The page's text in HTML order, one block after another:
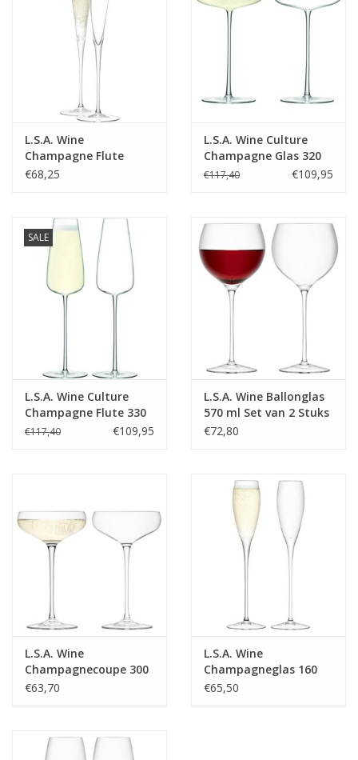
L.S.A. Wine
Champagne Flute
Groot 100 ml Set van 2
€68,25
L.S.A. Wine Culture
Champagne Glas 320
ml Set van 2 Stuks
€117,40 €109,95
SALE
L.S.A. Wine Culture
Champagne Flute 330
ml Set van 2 Stuks
€117,40 €109,95
L.S.A. Wine Ballonglas
570 ml Set van 2 Stuks
€72,80
L.S.A. Wine
Champagnecoupe 300
ml Set van 2 Stuks
€63,70
L.S.A. Wine
Champagneglas 160
ml Set van 2 Stuks
€65,50